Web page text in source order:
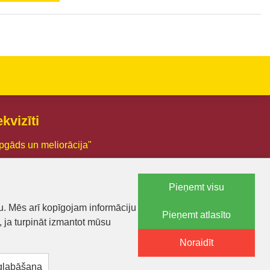
un meliorācija"
Smiltene, Smiltenes novads, LV-4729
Mēs arī kopīgojam informāciju
turpināt izmantot mūsu
Pieņemt visu
Pieņemt atlasīto
Noraidīt